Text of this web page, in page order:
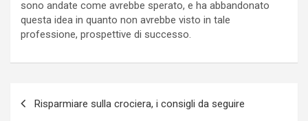
sono andate come avrebbe sperato, e ha abbandonato
questa idea in quanto non avrebbe visto in tale
professione, prospettive di successo.
articoli
Risparmiare sulla crociera, i consigli da seguire